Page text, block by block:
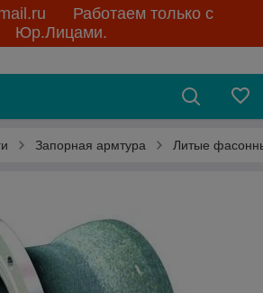
Работаем только с
Юр.Лицами.
Запорная армтура Литые